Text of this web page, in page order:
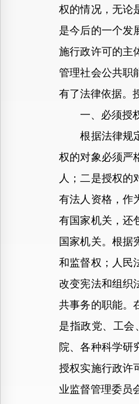
权的情况，无论
是今后的一个发
施行政许可的主
管理社会公共职
有了法律依据。
一、必须授权
根据法律规定
权的对象必须严
人；二是授权的
有法人资格，作
有国家机关，还
国家机关。根据
和监督权；人民
改变宪法和组织
共事务的职能。
是指政党、工会
院、各种科学研
授权实施行政许
业监督管理委员